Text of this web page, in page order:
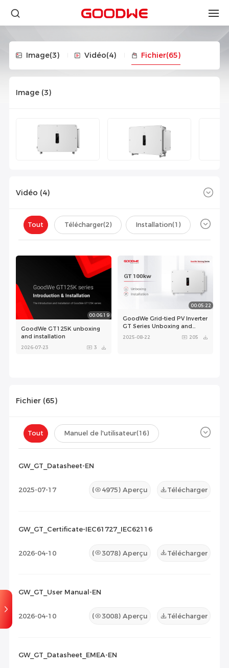
Image(3) Vidéo(4) Fichier(65)
Image (3)
Vidéo (4)
Tout Télécharger(2) Installation(1 )
00:06:19
GoodWe GT125K unboxing
and installation
2026-07-23 3
00:05:22
GoodWe Grid-tied PV Inverter
GT Series Unboxing and
Installation
2025-08-22 205
GoodWe GT product
00:00:50
GoodWe GT product
Fichier (65)
Tout Manuel de l'utilisateur(16)
GW_GT_Datasheet-EN
2025-07-17 ( 4975) Aperçu Télécharger
GW_GT_Certificate-IEC61727_IEC62116
2026-04-10 ( 3078) Aperçu Télécharger
GW_GT_User Manual-EN
2026-04-10 ( 3008) Aperçu Télécharger
GW_GT_Datasheet_EMEA-EN